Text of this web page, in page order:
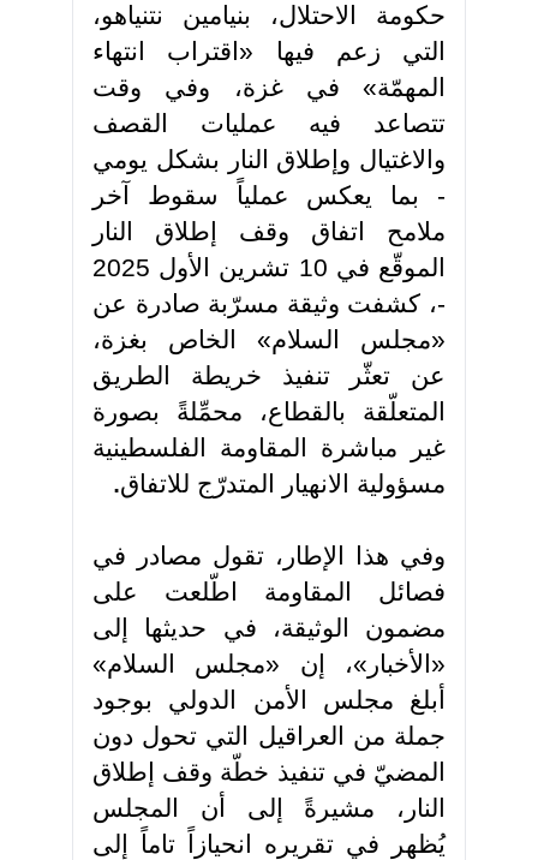
حكومة الاحتلال، بنيامين نتنياهو،
التي زعم فيها «اقتراب انتهاء
المهمّة» في غزة، وفي وقت
تتصاعد فيه عمليات القصف
والاغتيال وإطلاق النار بشكل يومي
- بما يعكس عملياً سقوط آخر
ملامح اتفاق وقف إطلاق النار
الموقّع في 10 تشرين الأول 2025
-، كشفت وثيقة مسرّبة صادرة عن
«مجلس السلام» الخاص بغزة،
عن تعثّر تنفيذ خريطة الطريق
المتعلّقة بالقطاع، محمِّلةً بصورة
غير مباشرة المقاومة الفلسطينية
مسؤولية الانهيار المتدرّج للاتفاق.
وفي هذا الإطار، تقول مصادر في
فصائل المقاومة اطّلعت على
مضمون الوثيقة، في حديثها إلى
«الأخبار»، إن «مجلس السلام»
أبلغ مجلس الأمن الدولي بوجود
جملة من العراقيل التي تحول دون
المضيّ في تنفيذ خطّة وقف إطلاق
النار، مشيرةً إلى أن المجلس
يُظهر في تقريره انحيازاً تاماً إلى